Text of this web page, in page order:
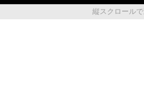
縦スクロール